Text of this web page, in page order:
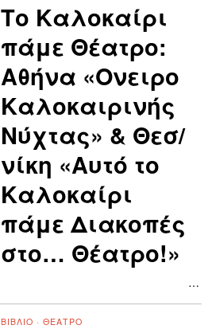
Το Καλοκαίρι
πάμε Θέατρο:
Αθήνα «Ονειρο
Καλοκαιρινής
Νύχτας» & Θεσ/
νίκη «Αυτό το
Καλοκαίρι
πάμε Διακοπές
στο… Θέατρο!»
…
ΒΙΒΛΊΟ · ΘΈΑΤΡΟ